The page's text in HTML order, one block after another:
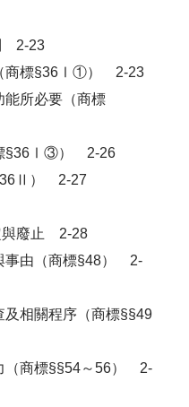
2-23
商標§36Ⅰ①） 2-23
能所必要（商標
標§36Ⅰ③） 2-26
） 2-27
與廢止 2-28
事由（商標§48） 2-
及相關程序（商標§§49
（商標§§54～56） 2-